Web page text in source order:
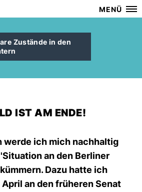
MENÜ
Zustände in den
IST AM ENDE!
werde ich mich nachhaltig
an den Berliner
Dazu hatte ich
an den früheren Senat